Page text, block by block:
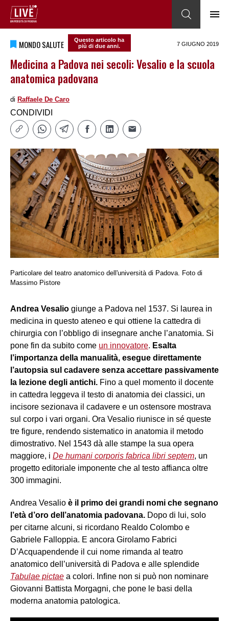
MONDO SALUTE
Questo articolo ha
più di due anni.
7 GIUGNO 2019
Medicina a Padova nei secoli: Vesalio e la scuola
anatomica padovana
di Raffaele De Caro
CONDIVIDI
Particolare del teatro anatomico dell'università di Padova. Foto di
Massimo Pistore
Andrea Vesalio giunge a Padova nel 1537. Si laurea in
medicina in questo ateneo e qui ottiene la cattedra di
chirurgia con l’obbligo di insegnare anche l’anatomia. Si
pone fin da subito come un innovatore. Esalta
l’importanza della manualità, esegue direttamente
l’autopsia sul cadavere senza accettare passivamente
la lezione degli antichi. Fino a quel momento il docente
in cattedra leggeva il testo di anatomia dei classici, un
incisore sezionava il cadavere e un ostensore mostrava
sul corpo i vari organi. Ora Vesalio riunisce in sé queste
tre figure, rendendo sistematico in anatomia il metodo
dimostrativo. Nel 1543 dà alle stampe la sua opera
maggiore, i De humani corporis fabrica libri septem, un
progetto editoriale imponente che al testo affianca oltre
300 immagini.
Andrea Vesalio è il primo dei grandi nomi che segnano
l’età d’oro dell’anatomia padovana. Dopo di lui, solo
per citarne alcuni, si ricordano Realdo Colombo e
Gabriele Falloppia. E ancora Girolamo Fabrici
D’Acquapendende il cui nome rimanda al teatro
anatomico dell’università di Padova e alle splendide
Tabulae pictae a colori. Infine non si può non nominare
Giovanni Battista Morgagni, che pone le basi della
moderna anatomia patologica.